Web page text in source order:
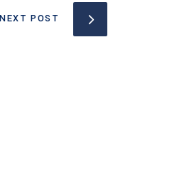
NEXT POST